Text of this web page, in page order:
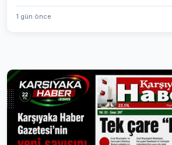
1 gün önce